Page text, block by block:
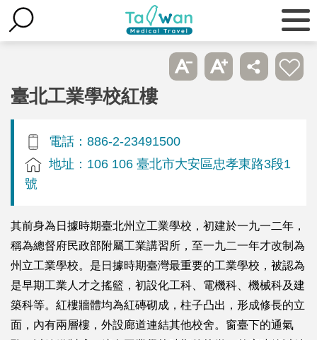
臺北工業學校紅樓
電話：886-2-23491500
地址：106 106 臺北市大安區忠孝東路3段1
號
其前身為日據時期臺北州立工業學校，初建於一九一二年，
稱為總督府民政部附屬工業講習所，至一九二一年才改制為
州立工業學校。是日據時期臺灣最重要的工業學校，被認為
是早期工業人才之搖籃，初設化工科、電機科、機械科及建
築科等。紅樓牆體均為紅磚砌成，柱子凸出，形成修長的立
面，內有兩層樓，外設廊道連結其他校舍。窗臺下的通氣